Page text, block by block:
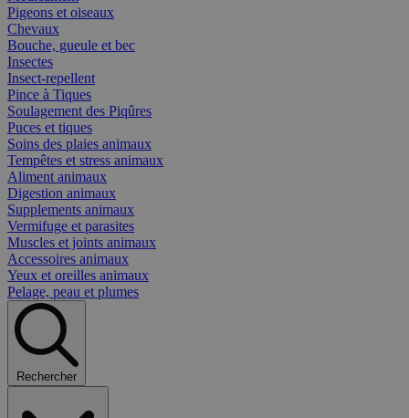
Pigeons et oiseaux
Chevaux
Bouche, gueule et bec
Insectes
Insect-repellent
Pince à Tiques
Soulagement des Piqûres
Puces et tiques
Soins des plaies animaux
Tempêtes et stress animaux
Aliment animaux
Digestion animaux
Supplements animaux
Vermifuge et parasites
Muscles et joints animaux
Accessoires animaux
Yeux et oreilles animaux
Pelage, peau et plumes
Rechercher